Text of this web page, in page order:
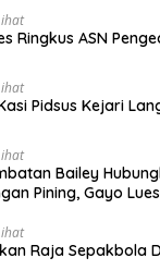
Ringkus ASN
Pidsus Kejari
Bailey
Pining, Gayo Lues
Raja Sepakbola